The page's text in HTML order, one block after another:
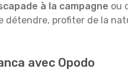
à la campagne ou
profiter de la
avec Opodo